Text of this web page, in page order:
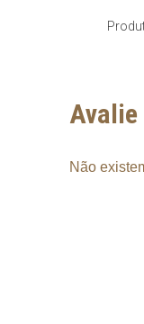
Avalie
Não